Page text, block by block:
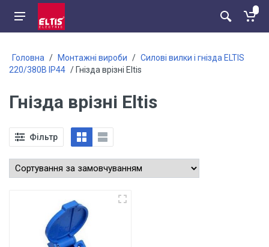
Головна / Монтажні вироби / Силові вилки і гнізда ELTIS
220/380В IP44 / Гнізда врізні Eltis
Гнізда врізні Eltis
Фільтр